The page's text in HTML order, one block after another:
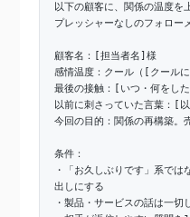
以下の顧客に、関係の温度を
プレッシャーなしのフォロー
顧客名：[担当者名]様
感情温度：クール（[クール
最後の接触：[いつ・何をした
以前に刺さっていた言葉：[
今回の目的：関係の再構築。
条件：
・「お久しぶりです」系では
出しにする
・製品・サービスの話は一切